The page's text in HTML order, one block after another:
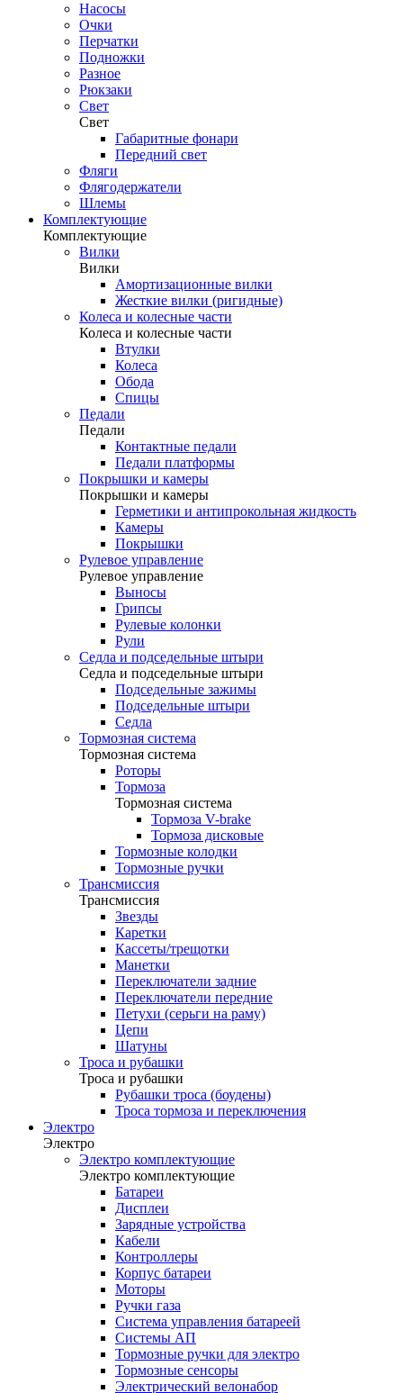
Насосы
Очки
Перчатки
Подножки
Разное
Рюкзаки
Свет
Свет
Габаритные фонари
Передний свет
Фляги
Флягодержатели
Шлемы
Комплектующие
Комплектующие
Вилки
Вилки
Амортизационные вилки
Жесткие вилки (ригидные)
Колеса и колесные части
Колеса и колесные части
Втулки
Колеса
Обода
Спицы
Педали
Педали
Контактные педали
Педали платформы
Покрышки и камеры
Покрышки и камеры
Герметики и антипрокольная жидкость
Камеры
Покрышки
Рулевое управление
Рулевое управление
Выносы
Грипсы
Рулевые колонки
Рули
Седла и подседельные штыри
Седла и подседельные штыри
Подседельные зажимы
Подседельные штыри
Седла
Тормозная система
Тормозная система
Роторы
Тормоза
Тормозная система
Тормоза V-brake
Тормоза дисковые
Тормозные колодки
Тормозные ручки
Трансмиссия
Трансмиссия
Звезды
Каретки
Кассеты/трещотки
Манетки
Переключатели задние
Переключатели передние
Петухи (серьги на раму)
Цепи
Шатуны
Троса и рубашки
Троса и рубашки
Рубашки троса (боудены)
Троса тормоза и переключения
Электро
Электро
Электро комплектующие
Электро комплектующие
Батареи
Дисплеи
Зарядные устройства
Кабели
Контроллеры
Корпус батареи
Моторы
Ручки газа
Система управления батареей
Системы АП
Тормозные ручки для электро
Тормозные сенсоры
Электрический велонабор